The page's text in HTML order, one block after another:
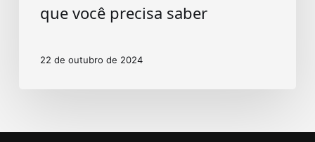
que você precisa saber
22 de outubro de 2024